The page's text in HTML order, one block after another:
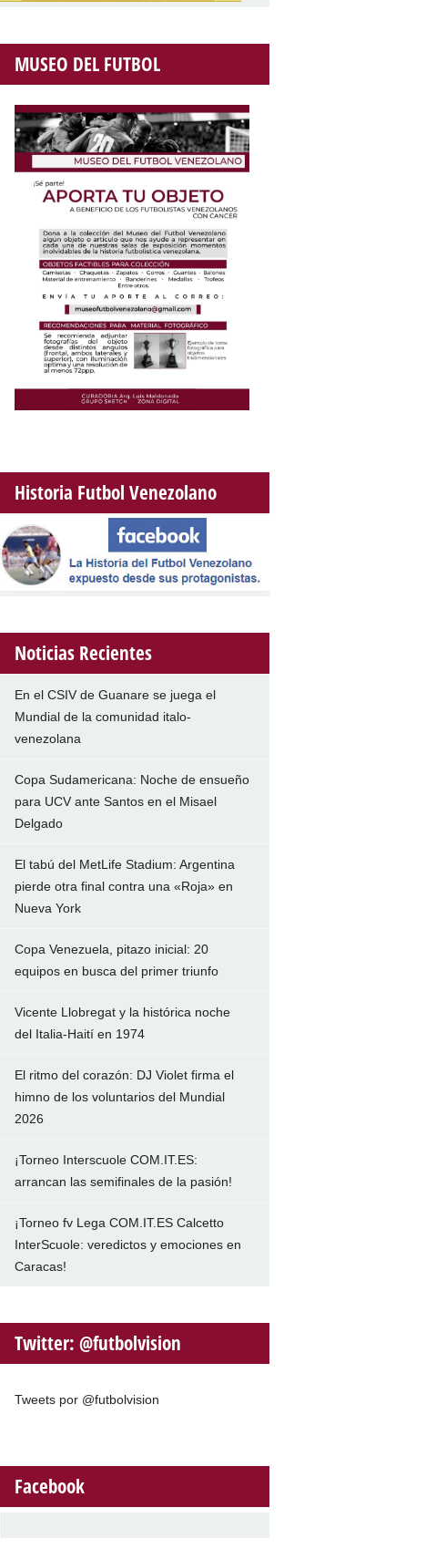
MUSEO DEL FUTBOL
Historia Futbol Venezolano
Noticias Recientes
En el CSIV de Guanare se juega el
Mundial de la comunidad italo-
venezolana
Copa Sudamericana: Noche de ensueño
para UCV ante Santos en el Misael
Delgado
El tabú del MetLife Stadium: Argentina
pierde otra final contra una «Roja» en
Nueva York
Copa Venezuela, pitazo inicial: 20
equipos en busca del primer triunfo
Vicente Llobregat y la histórica noche
del Italia-Haití en 1974
El ritmo del corazón: DJ Violet firma el
himno de los voluntarios del Mundial
2026
¡Torneo Interscuole COM.IT.ES:
arrancan las semifinales de la pasión!
¡Torneo fv Lega COM.IT.ES Calcetto
InterScuole: veredictos y emociones en
Caracas!
Twitter: @futbolvision
Tweets por @futbolvision
Facebook